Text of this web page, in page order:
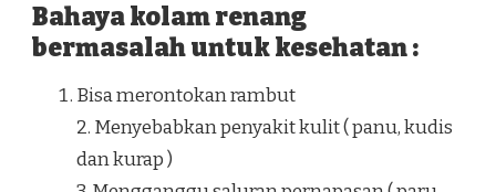
Bahaya kolam renang
bermasalah untuk kesehatan :
Bisa merontokan rambut
2. Menyebabkan penyakit kulit ( panu, kudis
dan kurap )